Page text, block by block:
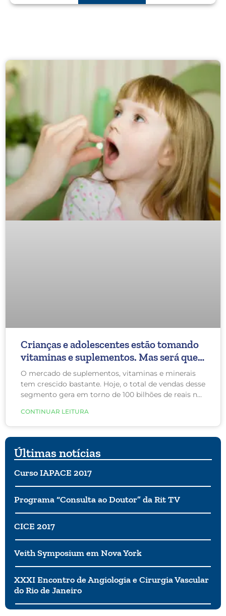
Crianças e adolescentes estão tomando
vitaminas e suplementos. Mas será que
eles precisam?
O mercado de suplementos, vitaminas e minerais
tem crescido bastante. Hoje, o total de vendas desse
segmento gera em torno de 100 bilhões de reais no
provavelmente maior. No entanto, o consumo
destes produtos entre crianças e adolescentes tem
crescido muito ultimamente, sem nenhuma
comprovação de benefícios.
CONTINUAR LEITURA
Últimas notícias
Curso IAPACE 2017
Programa “Consulta ao Doutor” da Rit TV
CICE 2017
Veith Symposium em Nova York
XXXI Encontro de Angiologia e Cirurgia Vascular
do Rio de Janeiro